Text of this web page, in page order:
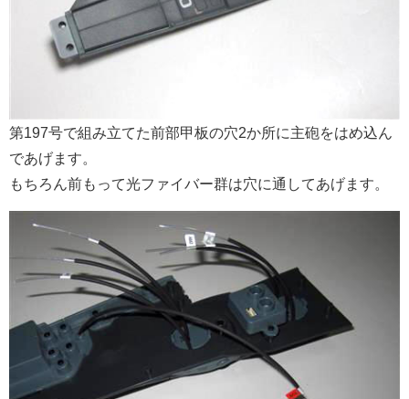
第197号で組み立てた前部甲板の穴2か所に主砲をはめ込ん
であげます。
もちろん前もって光ファイバー群は穴に通してあげます。